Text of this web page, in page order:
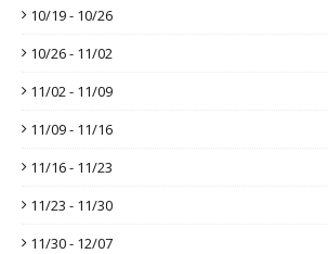
10/19 - 10/26
10/26 - 11/02
11/02 - 11/09
11/09 - 11/16
11/16 - 11/23
11/23 - 11/30
11/30 - 12/07